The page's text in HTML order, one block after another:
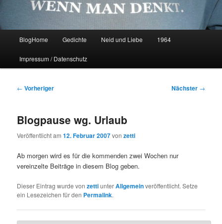
BlogHome Gedichte Neid und Liebe 1964
Impressum / Datenschutz
Beitragsnavigation
← Vorheriger Nächster →
Blogpause wg. Urlaub
Veröffentlicht am12. Februar 2007vonzetti
Ab morgen wird es für die kommenden zwei Wochen nur
vereinzelte Beiträge in diesem Blog geben.
Dieser Eintrag wurde vonzettiunterAllgemeinveröffentlicht. Setze
ein Lesezeichen für den Permalink.